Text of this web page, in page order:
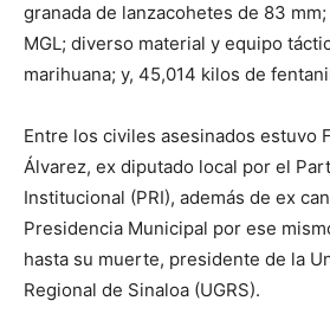
granada de lanzacohetes de 83 mm;
MGL; diverso material y equipo
marihuana; y, 45,014 kilos de
Entre los civiles asesinados estuvo
Álvarez, ex diputado local por el
Institucional (PRI), además de ex
Presidencia Municipal por ese
hasta su muerte, presidente de la
Regional de Sinaloa (UGRS).